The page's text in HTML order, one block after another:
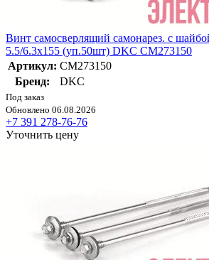
Винт самосверлящий самонарез. с
5.5/6.3х155 (уп.50шт) DKC CM273150
Артикул: CM273150
Бренд:
DKC
Под заказ
Обновлено 06.08.2026
+7 391 278-76-76
Уточнить цену